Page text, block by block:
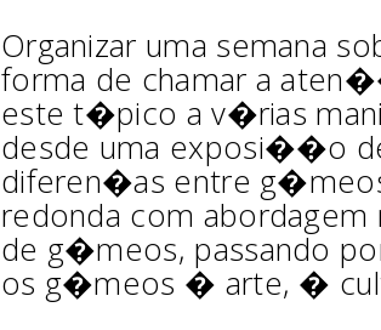
Organizar uma semana
forma de chamar a
este t�pico a v�rias
desde uma exposi��o
diferen�as entre
redonda com
de g�meos, passando
os g�meos � arte, �